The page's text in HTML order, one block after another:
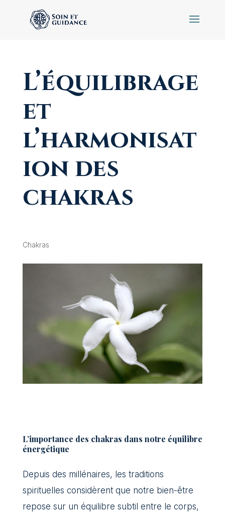
L’équilibrage
et
l’harmonisat
ion des
chakras
Chakras
L’importance des chakras dans notre équilibre
énergétique
Depuis des millénaires, les traditions
spirituelles considèrent que notre bien-être
repose sur un équilibre subtil entre le corps,